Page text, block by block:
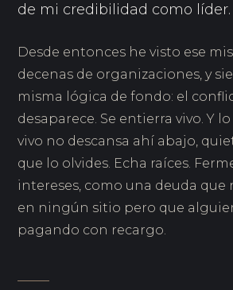
de mi credibilidad como líder.
Desde entonces he visto ese
decenas de organizaciones, y
misma lógica de fondo: el
desaparece. Se entierra vivo. Y
vivo no descansa ahí abajo,
que lo olvides. Echa raíces.
intereses, como una deuda
en ningún sitio pero que
pagando con recargo.